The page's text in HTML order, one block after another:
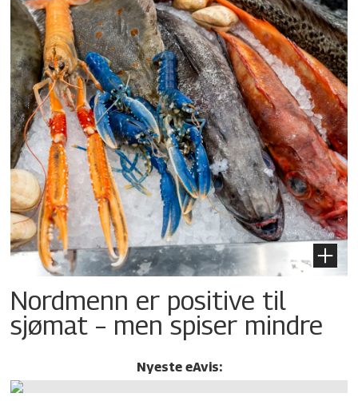
Nordmenn er positive til
sjømat – men spiser mindre
Nyeste eAvis: